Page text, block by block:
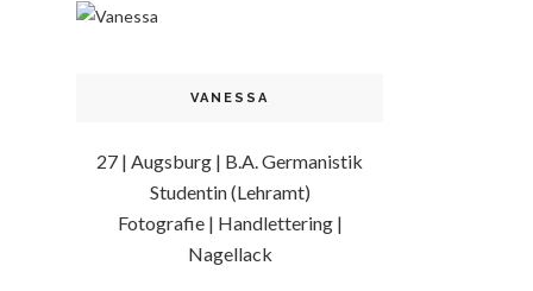
VANESSA
27 | Augsburg | B.A. Germanistik
Studentin (Lehramt)
Fotografie | Handlettering |
Nagellack